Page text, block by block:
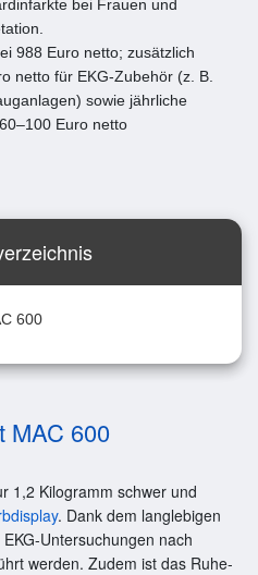
bei Frauen und
988 Euro netto; zusätzlich
netto für EKG-Zubehör (z. B.
sowie jährliche
Euro netto
600
MAC 600
1,2 Kilogramm schwer und
. Dank dem langlebigen
Untersuchungen nach
werden. Zudem ist das Ruhe-